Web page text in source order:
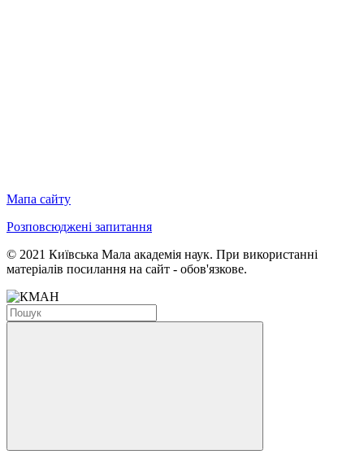
Мапа сайту
Розповсюджені запитання
© 2021 Київська Мала академія наук. При використанні
матеріалів посилання на сайт - обов'язкове.